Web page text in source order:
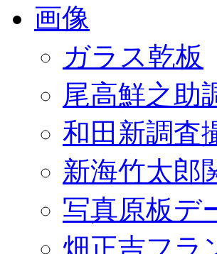
画像
ガラス乾板
尾高鮮之助
和田新調査
新海竹太郎
写真原板デ
畑正吉フラ